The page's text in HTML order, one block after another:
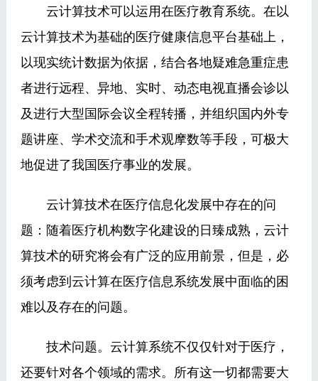
云计算技术可以运用在医疗教育系统。在以
云计算技术为基础的医疗健康信息平台基础上，
以现实统计数据为依据，结合各地疑难急重症患
者进行远程、异地、实时、动态电视直播会诊以
及进行大型国际会议全程转播，并组织国内外专
题讲座、学术交流和手术观摩数等手段，可极大
地促进了我国医疗事业的发展。
云计算技术在医疗信息化发展中存在的问
题：随着医疗机构数字化建设的日臻成熟，云计
算技术的研究将会有广泛的应用前景，但是，必
须考虑到云计算在医疗信息系统发展中面临的困
难以及存在的问题。
技术问题。云计算系统不仅仅针对于医疗，
还要针对各个领域的需求。所有这一切都需要大